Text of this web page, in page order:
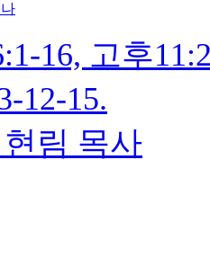
16, 고후
12-15.
림 목사